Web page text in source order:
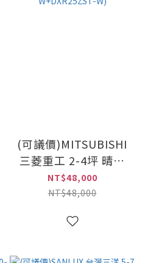
(可議價)MITSUBISHI
三菱重工 2-4坪 晴空
ZST吊隱式 變頻(冷暖)
一對一冷氣
W+DXR25ZST-W)
NT$48,000
NT$48,000